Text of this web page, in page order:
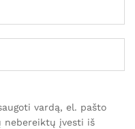
vardą, el. pašto
nebereiktų įvesti iš